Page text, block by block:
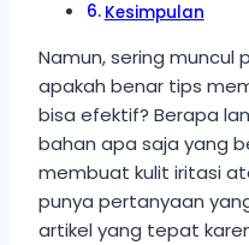
Kesimpulan
Namun, sering muncul
apakah benar tips
bisa efektif? Berapa
bahan apa saja yang
membuat kulit iritasi
punya pertanyaan
artikel yang tepat